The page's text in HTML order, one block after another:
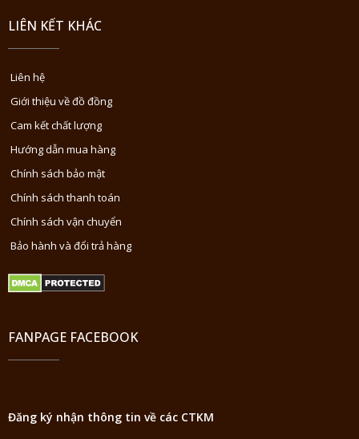
LIÊN KẾT KHÁC
Liên hệ
Giới thiệu về đồ đồng
Cam kết chất lượng
Hướng dẫn mua hàng
Chính sách bảo mật
Chính sách thanh toán
Chính sách vận chuyển
Bảo hành và đổi trả hàng
FANPAGE FACEBOOK
Đăng ký nhận thông tin về các CTKM